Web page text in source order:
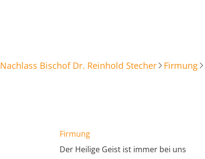
Nachlass Bischof Dr. Reinhold Stecher Firmung
Firmung
Der Heilige Geist ist immer bei uns